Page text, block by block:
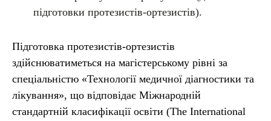
підготовки протезистів-ортезистів).
Підготовка протезистів-ортезистів
здійснюватиметься на магістерському рівні за
спеціальністю «Технології медичної діагностики та
лікування», що відповідає Міжнародній
стандартній класифікації освіти (The International